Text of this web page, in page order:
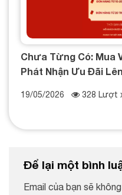
Chưa Từng Có: Mua
Phát Nhận Ưu Đãi
19/05/2026 328 Lượt
Để lại một bình
Email của bạn sẽ